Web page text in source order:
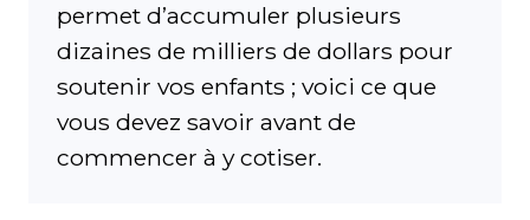
permet d’accumuler plusieurs
dizaines de milliers de dollars pour
soutenir vos enfants ; voici ce que
vous devez savoir avant de
commencer à y cotiser.